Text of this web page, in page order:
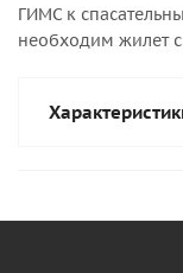
ГИМС к
необходим жилет с